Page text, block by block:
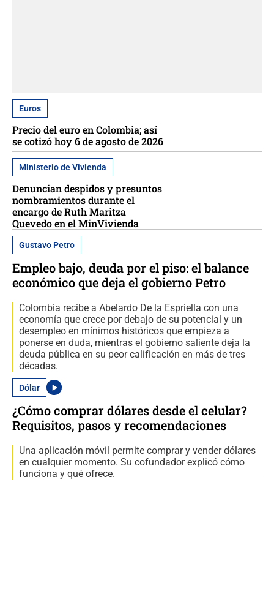
Euros
Precio del euro en Colombia; así
se cotizó hoy 6 de agosto de 2026
Ministerio de Vivienda
Denuncian despidos y presuntos
nombramientos durante el
encargo de Ruth Maritza
Quevedo en el MinVivienda
Gustavo Petro
Empleo bajo, deuda por el piso: el balance
económico que deja el gobierno Petro
Colombia recibe a Abelardo De la Espriella con una
economía que crece por debajo de su potencial y un
desempleo en mínimos históricos que empieza a
ponerse en duda, mientras el gobierno saliente deja la
deuda pública en su peor calificación en más de tres
décadas.
Dólar
¿Cómo comprar dólares desde el celular?
Requisitos, pasos y recomendaciones
Una aplicación móvil permite comprar y vender dólares
en cualquier momento. Su cofundador explicó cómo
funciona y qué ofrece.